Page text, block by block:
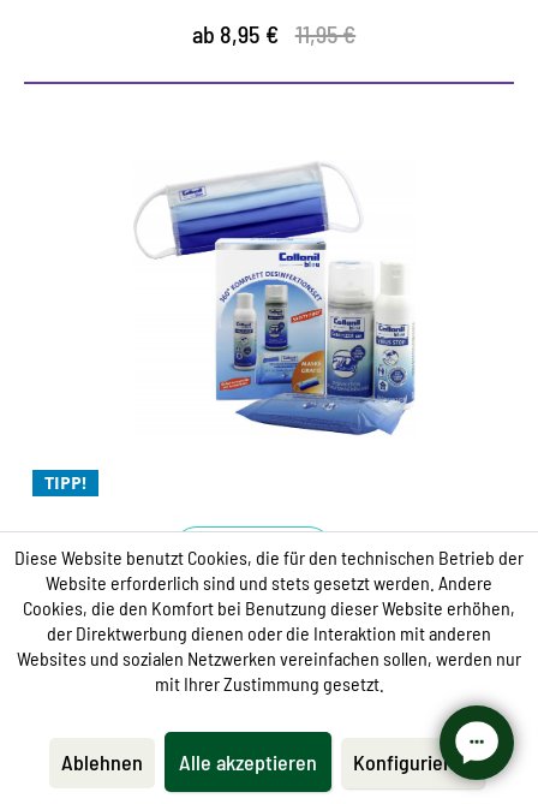
ab 8,95 € 11,95 €
TIPP!
COLLONIL BLEU Komplett-Set
die Hygiene-Spezialisten für ein rundum sicheres
hochwirksam und einfach anzuwenden
das flüssige Virus Stop zur Desinfektion der
Desinfizieren
Set Desinfektion
ab 8,95 € 12,50 €
Diese Website benutzt Cookies, die für den technischen Betrieb der
Website erforderlich sind und stets gesetzt werden. Andere
Cookies, die den Komfort bei Benutzung dieser Website erhöhen,
der Direktwerbung dienen oder die Interaktion mit anderen
Websites und sozialen Netzwerken vereinfachen sollen, werden nur
mit Ihrer Zustimmung gesetzt.
Ablehnen Alle akzeptieren Konfigurieren